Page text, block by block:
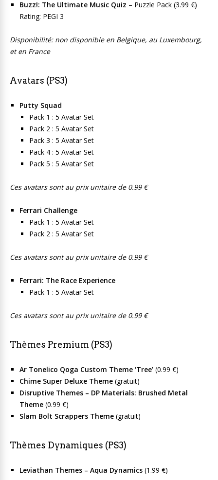
Buzz!: The Ultimate Music Quiz – Puzzle Pack (3.99 €)
Rating: PEGI 3
Disponibilité: non disponible en Belgique, au Luxembourg,
et en France
Avatars (PS3)
Putty Squad
Pack 1 : 5 Avatar Set
Pack 2 : 5 Avatar Set
Pack 3 : 5 Avatar Set
Pack 4 : 5 Avatar Set
Pack 5 : 5 Avatar Set
Ces avatars sont au prix unitaire de 0.99 €
Ferrari Challenge
Pack 1 : 5 Avatar Set
Pack 2 : 5 Avatar Set
Ces avatars sont au prix unitaire de 0.99 €
Ferrari: The Race Experience
Pack 1 : 5 Avatar Set
Ces avatars sont au prix unitaire de 0.99 €
Thèmes Premium (PS3)
Ar Tonelico Qoga Custom Theme ‘Tree’ (0.99 €)
Chime Super Deluxe Theme (gratuit)
Disruptive Themes – DP Materials: Brushed Metal
Theme (0.99 €)
Slam Bolt Scrappers Theme (gratuit)
Thèmes Dynamiques (PS3)
Leviathan Themes – Aqua Dynamics (1.99 €)